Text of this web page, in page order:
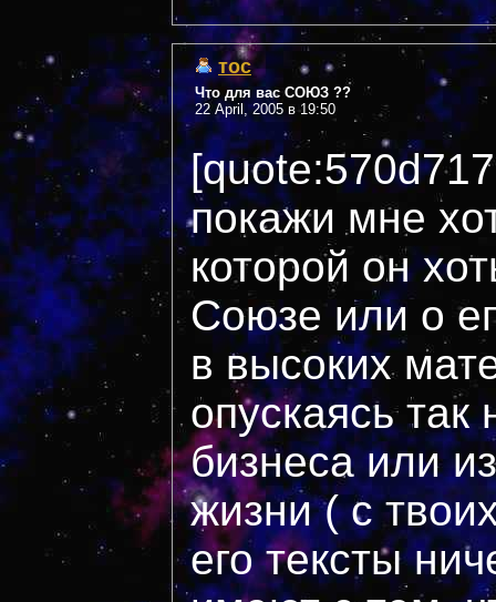
тос
Что для вас СОЮЗ ??
22 April, 2005 в 19:50
покажи мне
которой он
Союзе или о
в высоких
опускаясь так
бизнеса или
жизни ( с
его тексты